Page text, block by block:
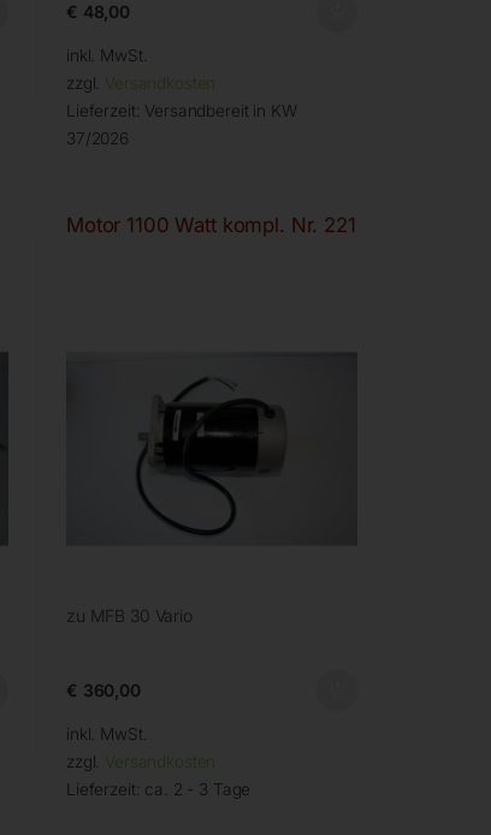
€ 48,00
inkl. MwSt.
zzgl. Versandkosten
Lieferzeit: Versandbereit in KW
37/2026
Motor 1100 Watt kompl. Nr. 221
zu MFB 30 Vario
€ 360,00
inkl. MwSt.
zzgl. Versandkosten
Lieferzeit: ca. 2 - 3 Tage